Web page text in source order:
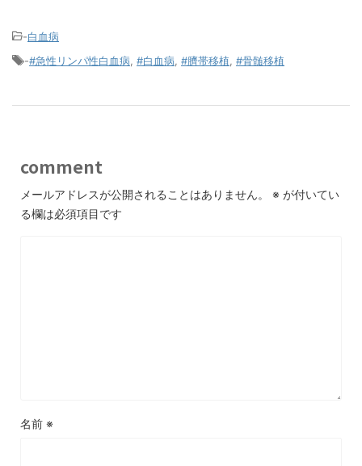
-白血病
-#急性リンパ性白血病 #白血病 #臍帯移植 #骨髄移植
comment
メールアドレスが公開されることはありません。 ※ が付いてい
る欄は必須項目です
名前 ※